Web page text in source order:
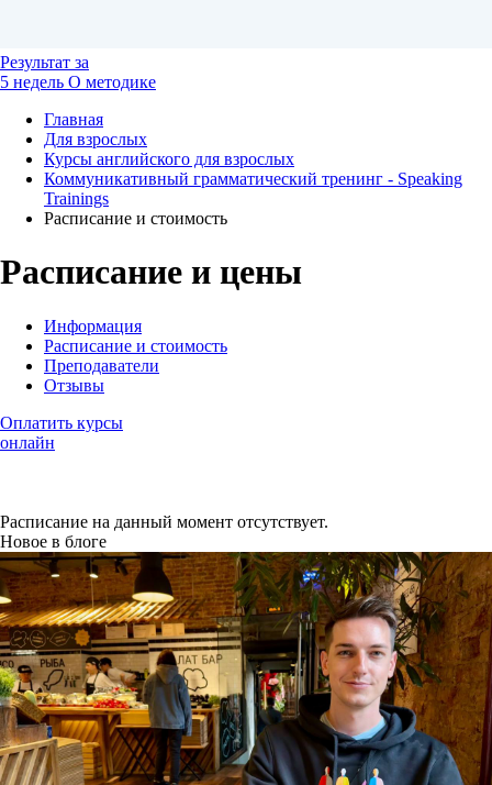
Результат за
5 недель О методике
Главная
Для взрослых
Курсы английского для взрослых
Коммуникативный грамматический тренинг - Speaking
Trainings
Расписание и стоимость
Расписание и цены
Информация
Расписание и стоимость
Преподаватели
Отзывы
Оплатить курсы
онлайн
Расписание на данный момент отсутствует.
Новое в блоге